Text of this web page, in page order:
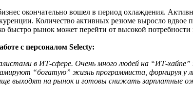
окончательно вошел в период охлаждения.
Количество активных резюме выросло
быстро рынок может перейти от высокой
с персоналом Selecty:
в ИТ-сфере. Очень много людей на “ИТ-
“богатую” жизнь программиста, формируя у
выходят на рынок и готовы снижать зарплатные